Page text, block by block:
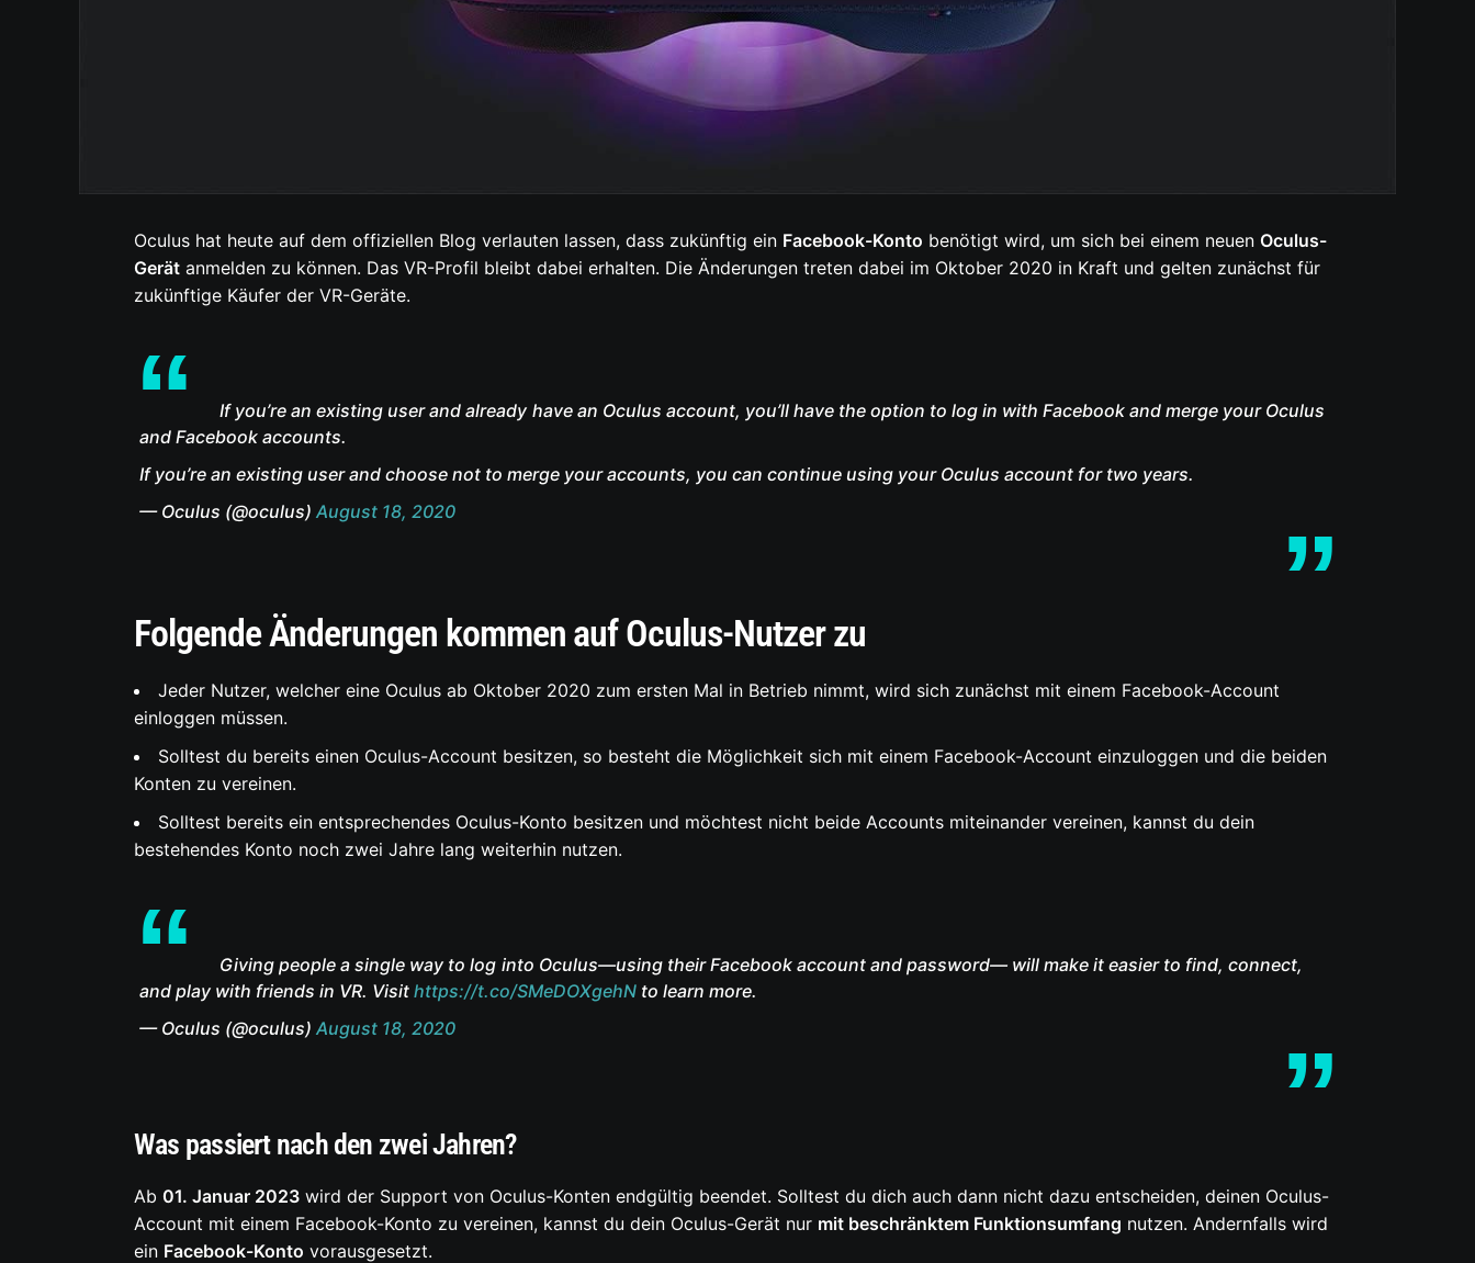
Oculus hat heute auf dem offiziellen Blog verlauten lassen, dass zukünftig ein Facebook-Konto benötigt wird, um sich bei einem neuen Oculus-
Gerät anmelden zu können. Das VR-Profil bleibt dabei erhalten. Die Änderungen treten dabei im Oktober 2020 in Kraft und gelten zunächst für
zukünftige Käufer der VR-Geräte.
If you’re an existing user and already have an Oculus account, you’ll have the option to log in with Facebook and merge your Oculus
and Facebook accounts.
If you’re an existing user and choose not to merge your accounts, you can continue using your Oculus account for two years.
— Oculus (@oculus)August 18, 2020
Folgende Änderungen kommen auf Oculus-Nutzer zu
Jeder Nutzer, welcher eine Oculus ab Oktober 2020 zum ersten Mal in Betrieb nimmt, wird sich zunächst mit einem Facebook-Account
einloggen müssen.
Solltest du bereits einen Oculus-Account besitzen, so besteht die Möglichkeit sich mit einem Facebook-Account einzuloggen und die beiden
Konten zu vereinen.
Solltest bereits ein entsprechendes Oculus-Konto besitzen und möchtest nicht beide Accounts miteinander vereinen, kannst du dein
bestehendes Konto noch zwei Jahre lang weiterhin nutzen.
Giving people a single way to log into Oculus—using their Facebook account and password— will make it easier to find, connect,
and play with friends in VR. Visithttps://t.co/SMeDOXgehN to learn more.
— Oculus (@oculus)August 18, 2020
Was passiert nach den zwei Jahren?
Ab01. Januar 2023 wird der Support von Oculus-Konten endgültig beendet. Solltest du dich auch dann nicht dazu entscheiden, deinen Oculus-
Account mit einem Facebook-Konto zu vereinen, kannst du dein Oculus-Gerät nur mit beschränktem Funktionsumfang nutzen. Andernfalls wird
ein Facebook-Konto vorausgesetzt.